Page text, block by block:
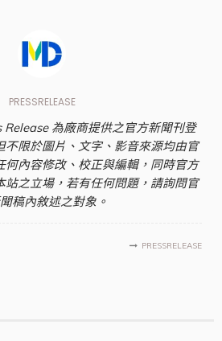
PRESSRELEASE
Release 為廠商提供之官方新聞刊登
不限於圖片、文字、影音來源均由官
何內容修改、校正與編輯，同時官方
站之立場，若有任何問題，請詢問官
稿內敘述之對象。
PRESSRELEASE